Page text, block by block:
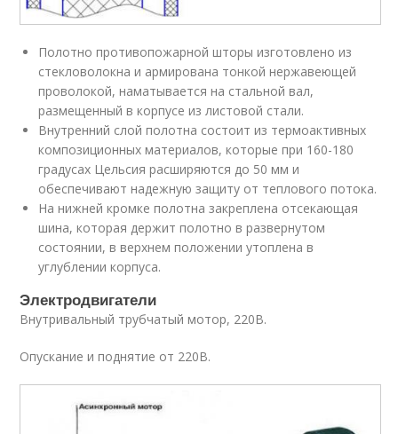
Полотно противопожарной шторы изготовлено из
стекловолокна и армирована тонкой нержавеющей
проволокой, наматывается на стальной вал,
размещенный в корпусе из листовой стали.
Внутренний слой полотна состоит из термоактивных
композиционных материалов, которые при 160-180
градусах Цельсия расширяются до 50 мм и
обеспечивают надежную защиту от теплового потока.
На нижней кромке полотна закреплена отсекающая
шина, которая держит полотно в развернутом
состоянии, в верхнем положении утоплена в
углублении корпуса.
Электродвигатели
Внутривальный трубчатый мотор, 220В.
Опускание и поднятие от 220В.